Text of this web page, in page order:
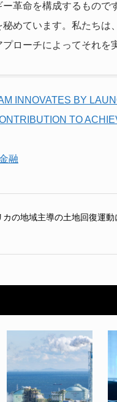
ー革命を構成するもの
秘めています。私たち
ローチによってそれを
INNOVATES BY
TO
融
の地域主導の土地回復運動